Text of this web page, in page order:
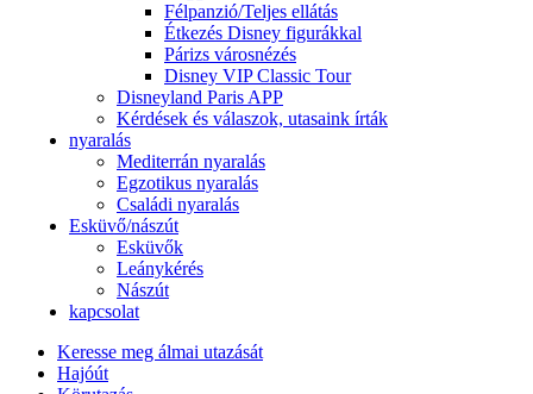
Félpanzió/Teljes ellátás
Étkezés Disney figurákkal
Párizs városnézés
Disney VIP Classic Tour
Disneyland Paris APP
Kérdések és válaszok, utasaink írták
nyaralás
Mediterrán nyaralás
Egzotikus nyaralás
Családi nyaralás
Esküvő/nászút
Esküvők
Leánykérés
Nászút
kapcsolat
Keresse meg álmai utazását
Hajóút